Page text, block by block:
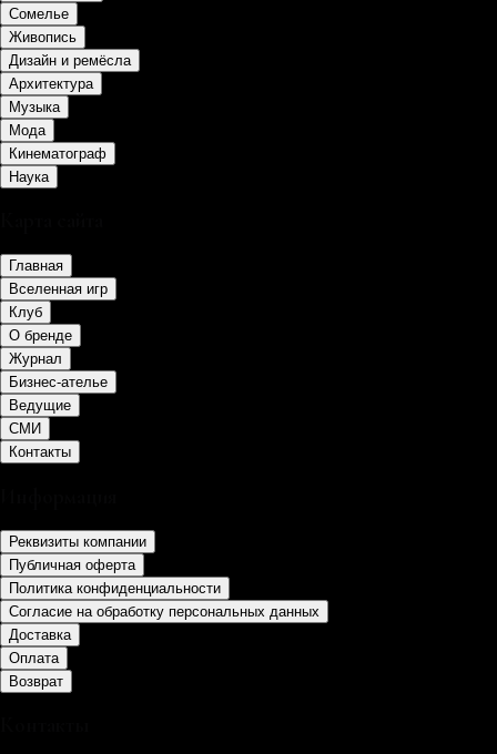
Сомелье
Живопись
Дизайн и ремёсла
Архитектура
Музыка
Мода
Кинематограф
Наука
Главная
Вселенная игр
Клуб
О бренде
Журнал
Бизнес-ателье
Ведущие
СМИ
Контакты
Реквизиты компании
Публичная оферта
Политика конфиденциальности
Согласие на обработку персональных данных
Доставка
Оплата
Возврат